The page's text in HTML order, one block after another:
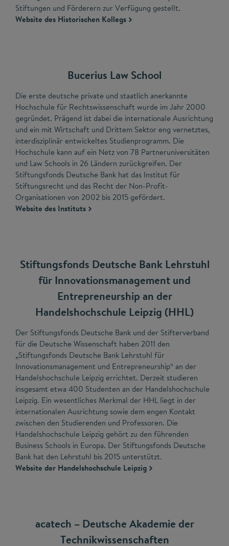
Stiftungen und Förderern zur Verfügung gestellt.
Website des Historischen Kollegs
Bucerius Law School
Die erste deutsche private und staatlich anerkannte
Hochschule für Rechtswissenschaft wurde im Jahr 2000
gegründet. Prägend ist dabei die internationale Ausrichtung
und ein mit Wirtschaft und Drittem Sektor eng vernetztes,
interdisziplinär entwickeltes Studienprogramm. Die
Hochschule kann auf ein Netz von 78 Partneruniversitäten
und Law Schools in 26 Ländern zurückgreifen. Der
Stiftungsfonds Deutsche Bank hat das Institut für
Stiftungsrecht und das Recht der Non-Profit-
Organisationen von 2002 bis 2015 gefördert.
Website des Instituts
Stiftungsfonds Deutsche Bank Lehrstuhl
für Innovationsmanagement und
Entrepreneurship an der
Handelshochschule Leipzig (HHL)
Der Stiftungsfonds Deutsche Bank und der Stifterverband
für die Deutsche Wissenschaft haben 2011 den
„Stiftungsfonds Deutsche Bank Lehrstuhl für
Innovationsmanagement und Entrepreneurship“ an der
Handelshochschule Leipzig errichtet. Derzeit studieren
insgesamt etwa 400 Studenten an der Handelshochschule
Leipzig. Ein wesentliches Merkmal der HHL liegt in der
internationalen Ausrichtung sowie dem engen Kontakt
zwischen den Studierenden und Professoren. Die
Handelshochschule Leipzig gehört zu den führenden
Business Schools in Europa. Der Stiftungsfonds Deutsche
Bank hat den Lehrstuhl bis 2015 unterstützt.
Website der Handelshochschule Leipzig
acatech – Deutsche Akademie der
Technikwissenschaften